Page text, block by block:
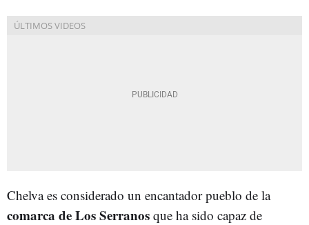
Chelva es considerado un encantador pueblo de la
comarca de Los Serranos que ha sido capaz de